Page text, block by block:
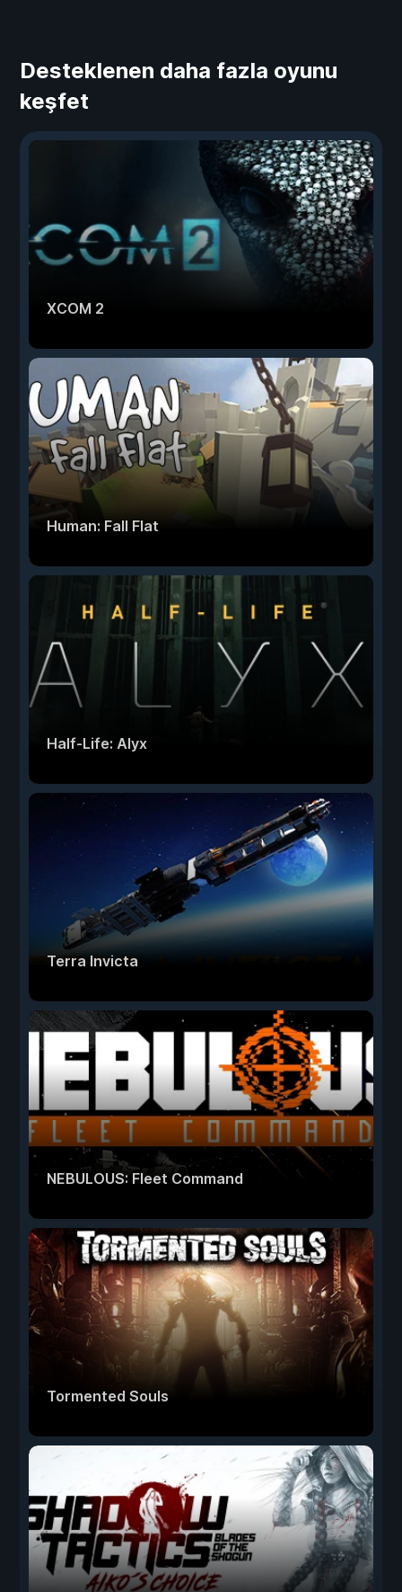
Desteklenen daha fazla oyunu
keşfet
XCOM 2
Human: Fall Flat
Half-Life: Alyx
Terra Invicta
NEBULOUS: Fleet Command
Tormented Souls